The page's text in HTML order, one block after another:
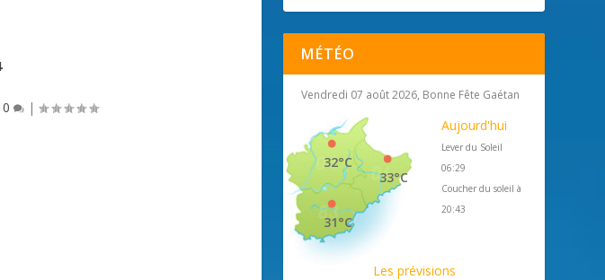
0 |
MÉTÉO
Vendredi 07 août 2026, Bonne Fête Gaétan
33°C
32°C
31°C
Aujourd'hui
Lever du Soleil
06:29
Coucher du soleil à
20:43
Les prévisions